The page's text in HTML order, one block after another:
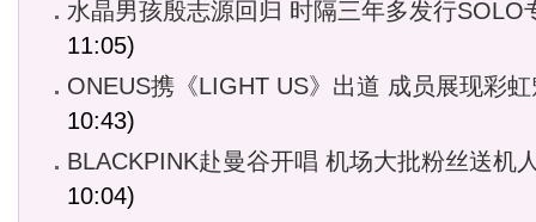
水晶男孩殷志源回归 时隔三年多发行SOLO
11:05)
ONEUS携《LIGHT US》出道 成员展现彩
10:43)
BLACKPINK赴曼谷开唱 机场大批粉丝送机
10:04)